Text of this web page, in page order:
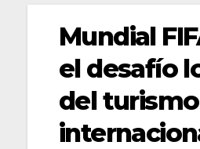
Mundial
el desafío
del turismo